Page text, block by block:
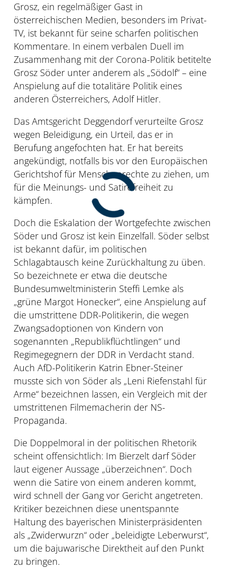
Grosz, ein regelmäßiger Gast in
österreichischen Medien, besonders im Privat-
TV, ist bekannt für seine scharfen politischen
Kommentare. In einem verbalen Duell im
Zusammenhang mit der Corona-Politik betitelte
Grosz Söder unter anderem als „Södolf“ – eine
Anspielung auf die totalitäre Politik eines
anderen Österreichers, Adolf Hitler.
Das Amtsgericht Deggendorf verurteilte Grosz
wegen Beleidigung, ein Urteil, das er in
Berufung angefochten hat. Er hat bereits
angekündigt, notfalls bis vor den Europäischen
Gerichtshof für Menschenrechte zu ziehen, um
für die Meinungs- und Satirefreiheit zu
kämpfen.
Doch die Eskalation der Wortgefechte zwischen
Söder und Grosz ist kein Einzelfall. Söder selbst
ist bekannt dafür, im politischen
Schlagabtausch keine Zurückhaltung zu üben.
So bezeichnete er etwa die deutsche
Bundesumweltministerin Steffi Lemke als
„grüne Margot Honecker“, eine Anspielung auf
die umstrittene DDR-Politikerin, die wegen
Zwangsadoptionen von Kindern von
sogenannten „Republikflüchtlingen“ und
Regimegegnern der DDR in Verdacht stand.
Auch AfD-Politikerin Katrin Ebner-Steiner
musste sich von Söder als „Leni Riefenstahl für
Arme“ bezeichnen lassen, ein Vergleich mit der
umstrittenen Filmemacherin der NS-
Propaganda.
Die Doppelmoral in der politischen Rhetorik
scheint offensichtlich: Im Bierzelt darf Söder
laut eigener Aussage „überzeichnen“. Doch
wenn die Satire von einem anderen kommt,
wird schnell der Gang vor Gericht angetreten.
Kritiker bezeichnen diese unentspannte
Haltung des bayerischen Ministerpräsidenten
als „Zwiderwurzn“ oder „beleidigte Leberwurst“,
um die bajuwarische Direktheit auf den Punkt
zu bringen.